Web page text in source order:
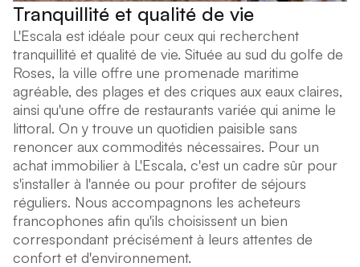
Tranquillité et qualité de vie
L'Escala est idéale pour ceux qui recherchent
tranquillité et qualité de vie. Située au sud du golfe de
Roses, la ville offre une promenade maritime
agréable, des plages et des criques aux eaux claires,
ainsi qu'une offre de restaurants variée qui anime le
littoral. On y trouve un quotidien paisible sans
renoncer aux commodités nécessaires. Pour un
achat immobilier à L'Escala, c'est un cadre sûr pour
s'installer à l'année ou pour profiter de séjours
réguliers. Nous accompagnons les acheteurs
francophones afin qu'ils choisissent un bien
correspondant précisément à leurs attentes de
confort et d'environnement.